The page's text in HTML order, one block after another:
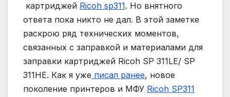
картриджей Ricoh sp311. Но внятного
ответа пока никто не дал. В этой заметке
раскрою ряд технических моментов,
связанных с заправкой и материалами для
заправки картриджей Ricoh SP 311LE/ SP
311HE. Как я уже писал ранее, новое
поколение принтеров и МФУ Ricoh SP311